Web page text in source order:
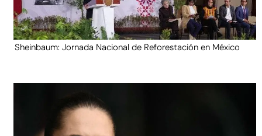
Sheinbaum: Jornada Nacional de Reforestación en México